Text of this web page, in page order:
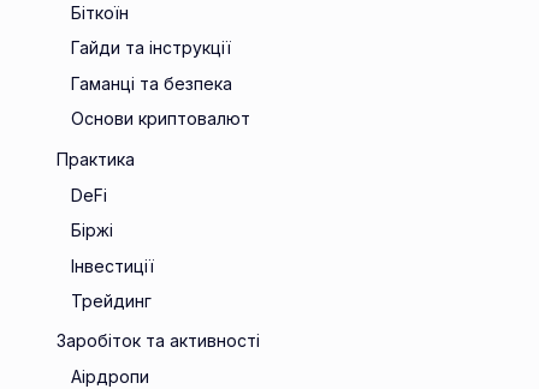
Біткоїн
Гайди та інструкції
Гаманці та безпека
Основи криптовалют
Практика
DeFi
Біржі
Інвестиції
Трейдинг
Заробіток та активності
Аірдропи